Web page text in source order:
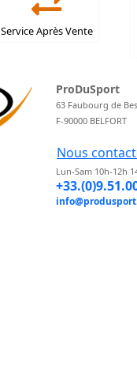
Service Après Vente
ProDuSport
63 Faubourg de
F-90000 BELFORT
Nous
Lun-Sam 10h-12h